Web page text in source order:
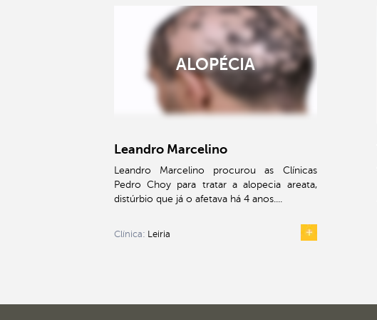
ALOPÉCIA
Leandro Marcelino
Leandro Marcelino procurou as Clínicas
Pedro Choy para tratar a alopecia areata,
distúrbio que já o afetava há 4 anos....
Clínica: Leiria